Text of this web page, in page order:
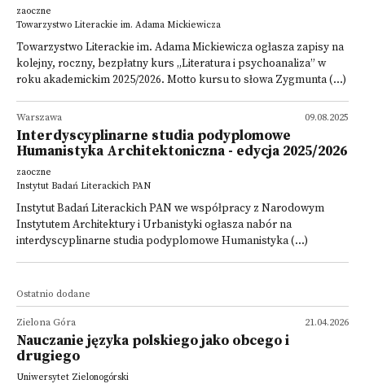
zaoczne
Towarzystwo Literackie im. Adama Mickiewicza
Towarzystwo Literackie im. Adama Mickiewicza ogłasza zapisy na
kolejny, roczny, bezpłatny kurs „Literatura i psychoanaliza” w
roku akademickim 2025/2026. Motto kursu to słowa Zygmunta (...)
09.08.2025
Warszawa
Interdyscyplinarne studia podyplomowe
Humanistyka Architektoniczna - edycja 2025/2026
zaoczne
Instytut Badań Literackich PAN
Instytut Badań Literackich PAN we współpracy z Narodowym
Instytutem Architektury i Urbanistyki ogłasza nabór na
interdyscyplinarne studia podyplomowe Humanistyka (...)
Ostatnio dodane
21.04.2026
Zielona Góra
Nauczanie języka polskiego jako obcego i
drugiego
Uniwersytet Zielonogórski